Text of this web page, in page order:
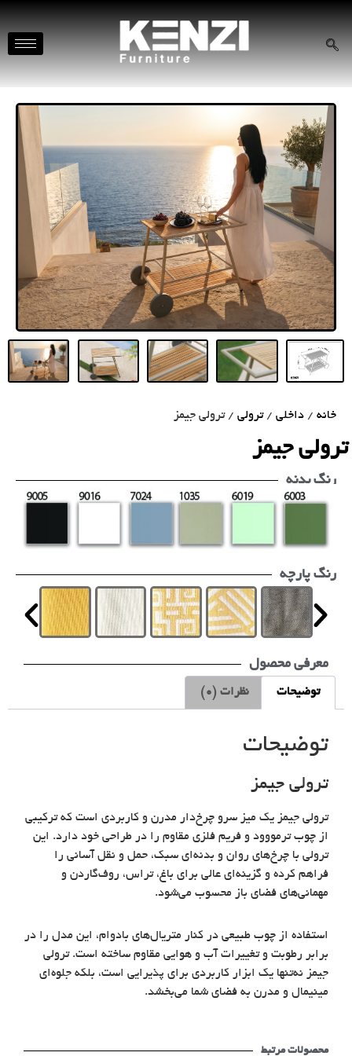
خانه / داخلی /ترولی / ترولی جیمز
ترولی جیمز
رنگ بدنه
رنگ پارچه
معرفی محصول
توضیحات نظرات (0)
توضیحات
ترولی جیمز
ترولی جیمز یک میز سرو چرخ‌دار مدرن و کاربردی است که ترکیبی
از چوب ترمووود و فریم فلزی مقاوم را در طراحی خود دارد. این
ترولی با چرخ‌های روان و بدنه‌ای سبک، حمل و نقل آسانی را
فراهم کرده و گزینه‌ای عالی برای باغ، تراس، روف‌گاردن و
مهمانی‌های فضای باز محسوب می‌شود.
استفاده از چوب طبیعی در کنار متریال‌های بادوام، این مدل را در
برابر رطوبت و تغییرات آب و هوایی مقاوم ساخته است. ترولی
جیمز نه‌تنها یک ابزار کاربردی برای پذیرایی است، بلکه جلوه‌ای
مینیمال و مدرن به فضای شما می‌بخشد.
محصولات مرتبط